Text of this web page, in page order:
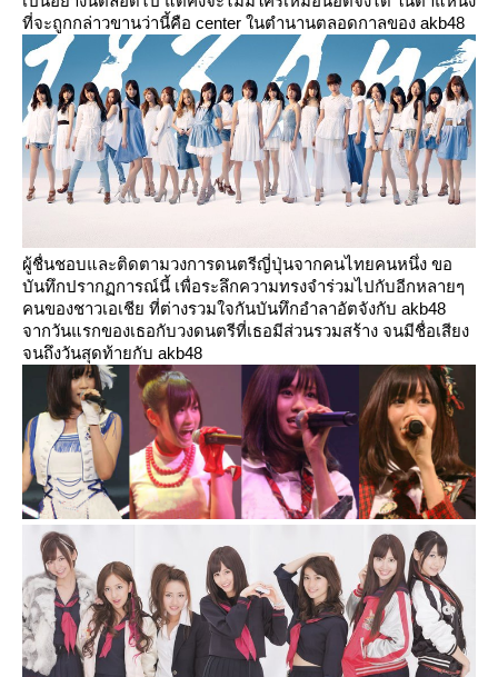
ที่จะถูกกล่าวขานว่านี้คือ center ในตำนานตลอดกาลของ akb48
ผู้ชื่นชอบและติดตามวงการดนตรีญี่ปุ่นจากคนไทยคนหนึ่ง ขอ
บันทึกปรากฏการณ์นี้ เพื่อระลึกความทรงจำร่วมไปกับอีกหลายๆ
คนของชาวเอเชีย ที่ต่างรวมใจกันบันทึกอำลาอัตจังกับ akb48
จากวันแรกของเธอกับวงดนตรีที่เธอมีส่วนรวมสร้าง จนมีชื่อเสียง
จนถึงวันสุดท้ายกับ akb48